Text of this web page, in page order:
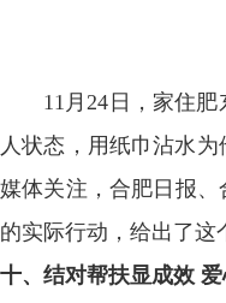
11月24日，家住
人状态，用纸巾沾水
媒体关注，合肥日报
的实际行动，给出了
十、结对帮扶显成效